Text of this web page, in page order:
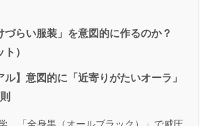
づらい服装」を意図的に作るのか？
）
ル】意図的に「近寄りがたいオーラ」